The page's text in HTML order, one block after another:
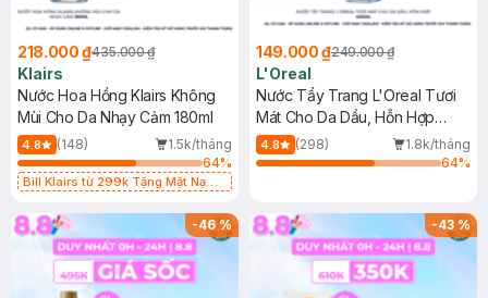
218.000 ₫435.000 ₫
Klairs
Nước Hoa Hồng Klairs Không
Mùi Cho Da Nhạy Cảm 180ml
4.8 (148)
1.5k/tháng
64%
Bill Klairs từ 299k Tặng Mặt Nạ
25ml (SL Có Hạn)
149.000 ₫249.000 ₫
L'Oreal
Nước Tẩy Trang L'Oreal Tươi
Mát Cho Da Dầu, Hỗn Hợp
400ml
4.8 (298)
1.8k/tháng
64%
-46% -43%